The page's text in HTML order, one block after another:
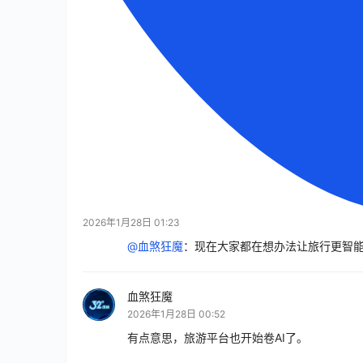
2026年1月28日 01:23
@血煞狂魔： 现在大家都在想办法让旅行更智
血煞狂魔
2026年1月28日 00:52
有点意思，旅游平台也开始卷AI了。